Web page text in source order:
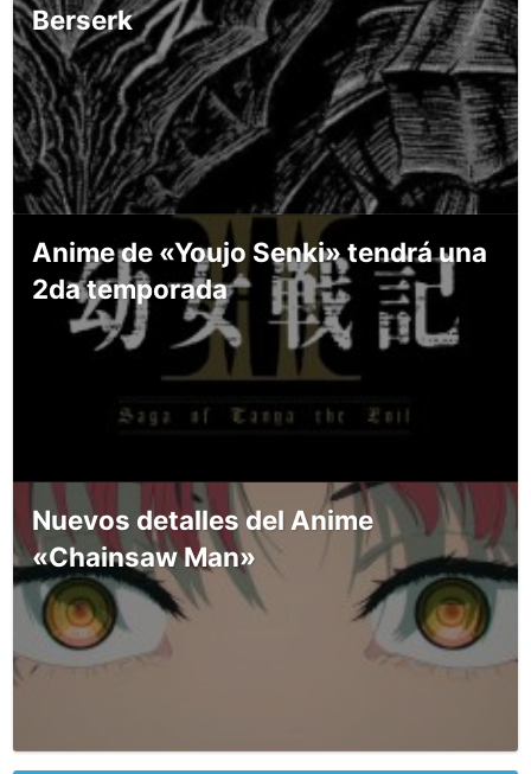
Berserk
Anime de «Youjo Senki» tendrá una
2da temporada
Nuevos detalles del Anime
«Chainsaw Man»